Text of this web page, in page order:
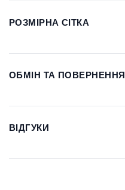
РОЗМІРНА СІТКА
ОБМІН ТА ПОВЕРНЕННЯ
ВІДГУКИ